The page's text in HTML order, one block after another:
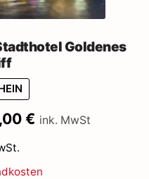
Goldenes
€
€ Aktueller
299,00 €.
ink. MwSt